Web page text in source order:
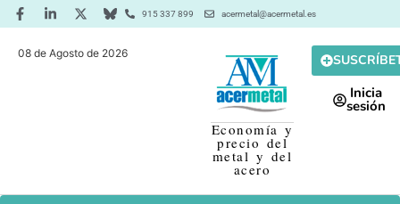
915 337 899 acermetal@acermetal.es
08 de Agosto de 2026
Economía y
precio del
metal y del
acero
Inicia
sesión